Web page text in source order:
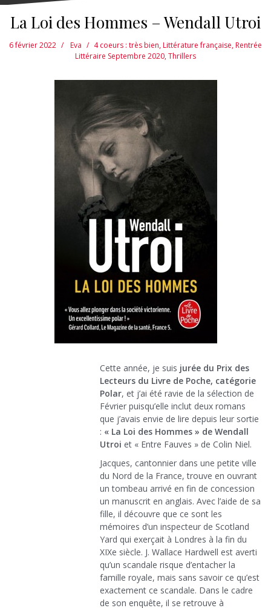
La Loi des Hommes – Wendall Utroi
6 février 2022 Eva 4 coeurs : très bien,Littérature française,Rentrée
Littéraire Septembre 2020,Thrillers
Cette année, je suis jurée du Prix des
Lecteurs du Livre de Poche, catégorie
Polar, et j’ai été ravie de la sélection de
Février puisqu’elle inclut deux romans
que j’avais envie de lire depuis leur sortie
: « La Loi des Hommes » de Wendall
Utroi et « Entre Fauves » de Colin Niel.
Jacques, cantonnier dans une petite ville
du Nord de la France, trouve en ouvrant
un tombeau arrivé en fin de concession
un manuscrit en anglais. Avec l’aide de sa
fille, il découvre que ce sont les
mémoires d’un inspecteur de Scotland
Yard qui exerçait à Londres à la fin du
XIXe siècle. J. Wallace Hardwell est averti
qu’un scandale risque d’entacher la
famille royale, mais sans savoir ce qu’est
exactement ce scandale. Dans le cadre
de son enquête, il se retrouve à